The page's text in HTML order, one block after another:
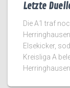
Letzte
Die A1 traf
Elsekicker,
Kreisliga A